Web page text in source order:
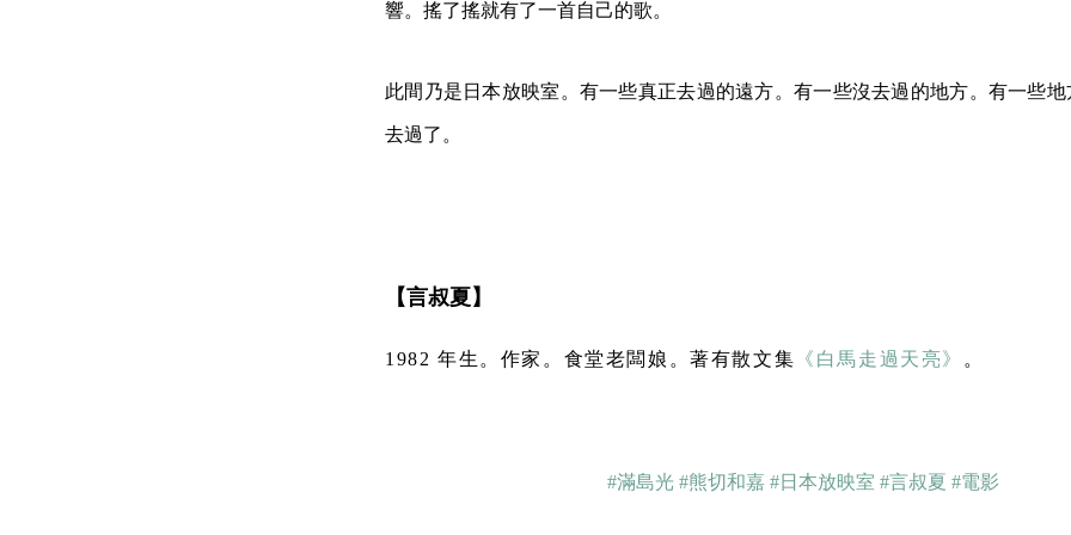
響。搖了搖就有了一首自己的歌。
此間乃是日本放映室。有一些真正去過的遠方。有一些沒去過的地方。有一些
去過了。
【言叔夏】
1982 年生。作家。食堂老闆娘。著有散文集 《白馬走過天亮》 。
#滿島光 #熊切和嘉 #日本放映室 #言叔夏 #電影